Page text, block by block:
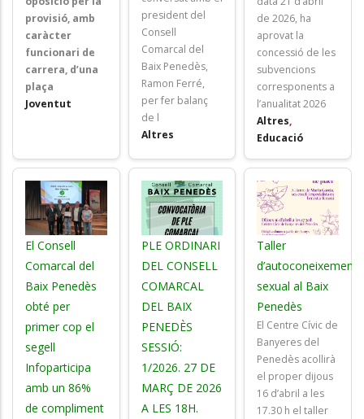
provisió, amb
caràcter
funcionari de
carrera, d’una
plaça
Joventut
president del
Consell
Comarcal del
Baix Penedès,
Ramon Ferré,
per fer balanç
de l
Altres
de 2026, ha
aprovat la
concessió de les
subvencions
corresponents a
l’anualitat 2026
Altres,
Educació
El Consell
Comarcal del
Baix Penedès
obté per
primer cop el
segell
Infoparticipa
amb un 86%
de compliment
PLE ORDINARI
DEL CONSELL
COMARCAL
DEL BAIX
PENEDÈS
SESSIÓ:
1/2026. 27 DE
MARÇ DE 2026
A LES 18H.
Taller
d’autoconeixement
sexual al Baix
Penedès
El Centre Cívic de
Banyeres del
Penedès acollirà
el proper dijous
16 d’abril a les
17.30 h el taller